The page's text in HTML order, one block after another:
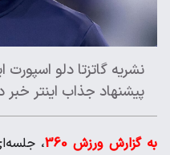
نشریه گاتزتا دلو اسپورت
پیشنهاد جذاب اینتر خبر
به گزارش ورزش 360
،